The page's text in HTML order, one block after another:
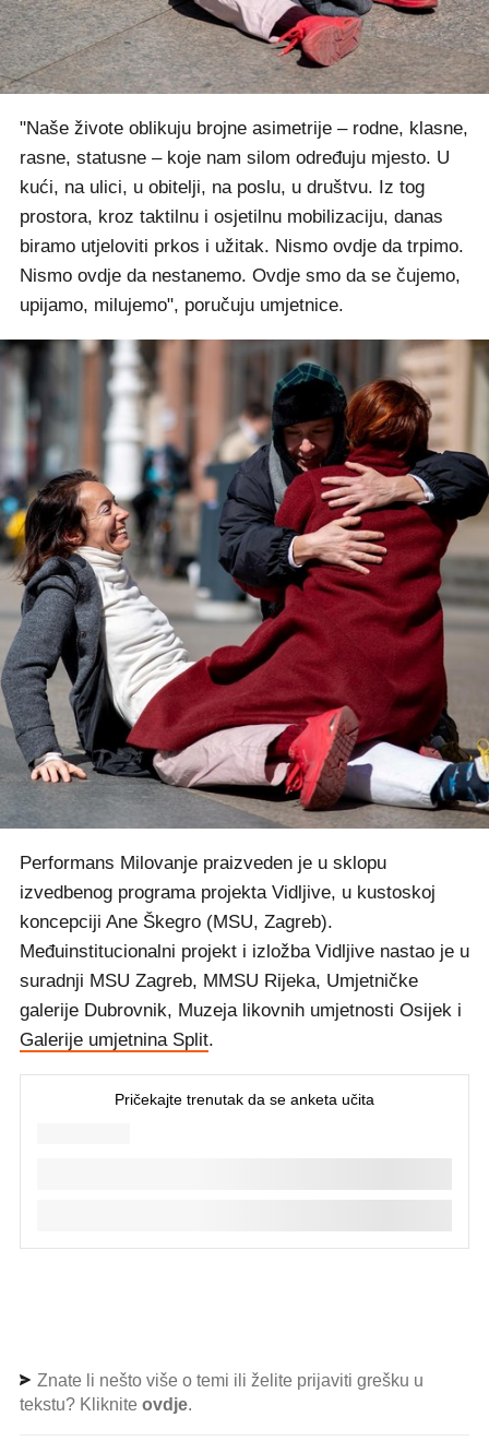
"Naše živote oblikuju brojne asimetrije – rodne, klasne,
rasne, statusne – koje nam silom određuju mjesto. U
kući, na ulici, u obitelji, na poslu, u društvu. Iz tog
prostora, kroz taktilnu i osjetilnu mobilizaciju, danas
biramo utjeloviti prkos i užitak. Nismo ovdje da trpimo.
Nismo ovdje da nestanemo. Ovdje smo da se čujemo,
upijamo, milujemo", poručuju umjetnice.
Performans Milovanje praizveden je u sklopu
izvedbenog programa projekta Vidljive, u kustoskoj
koncepciji Ane Škegro (MSU, Zagreb).
Međuinstitucionalni projekt i izložba Vidljive nastao je u
suradnji MSU Zagreb, MMSU Rijeka, Umjetničke
galerije Dubrovnik, Muzeja likovnih umjetnosti Osijek i
Galerije umjetnina Split.
Znate li nešto više o temi ili želite prijaviti grešku u
tekstu? Kliknite ovdje.